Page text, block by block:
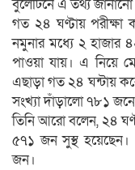
বুলেটিনে এ তথ্য
গত ২৪ ঘণ্টায় পরীক্ষা
নমুনার মধ্যে ২ হাজার
পাওয়া যায়। এ নিয়ে
এছাড়া গত ২৪ ঘন্টায়
সংখ্যা দাঁড়ালো ৭৮১
তিনি আরো বলেন, ২৪
৫৭১ জন সুস্থ
জন।